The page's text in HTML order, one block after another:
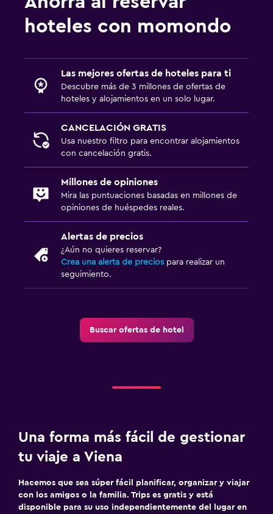
hoteles con momondo
Las mejores ofertas de hoteles para ti
Descubre más de 3 millones de ofertas de
hoteles y alojamientos en un solo lugar.
CANCELACIÓN GRATIS
Usa nuestro filtro para encontrar alojamientos
con cancelación gratis.
Millones de opiniones
Mira las puntuaciones basadas en millones de
opiniones de huéspedes reales.
Alertas de precios
¿Aún no quieres reservar?
Crea una alerta de precios para realizar un
seguimiento.
Buscar ofertas de hotel
Una forma más fácil de gestionar
tu viaje a Viena
Hacemos que sea súper fácil planificar, organizar y viajar
con los amigos o la familia. Trips es gratis y está
disponible para su uso independientemente del lugar en